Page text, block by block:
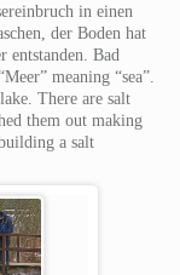
in einen
der Boden hat
entstanden. Bad
meaning “sea”.
There are salt
them out making
a salt